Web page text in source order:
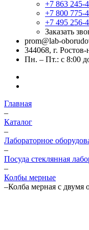
+7 863 245-
+7 800 775-
+7 495 256-
Заказать
prom@lab-
344068, г.
Пн. – Пт.: с 8:00
Главная
–
Каталог
–
Лабораторное
–
Посуда стеклянная
–
Колбы мерные
–Колба мерная с двумя